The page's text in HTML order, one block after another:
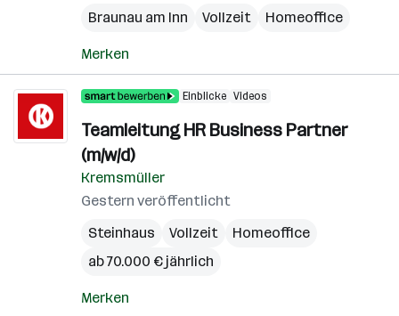
Braunau am Inn
Vollzeit Homeoffice
Merken
Einblicke Videos
Teamleitung HR Business Partner
(m/w/d)
Kremsmüller
Gestern veröffentlicht
Steinhaus
Vollzeit
Homeoffice
ab 70.000 € jährlich
Merken